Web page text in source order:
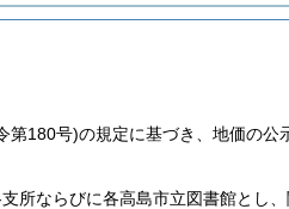
第180号)の規定に基づき、地価の公
所ならびに各高島市立図書館とし